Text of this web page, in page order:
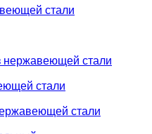
стали
нержавеющей стали
стали
стали